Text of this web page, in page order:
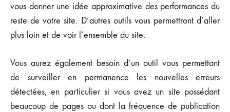
vous donner une idée approximative des performances du
reste de votre site. D’autres outils vous permettront d’aller
plus loin et de voir l’ensemble du site.
Vous aurez également besoin d’un outil vous permettant
de surveiller en permanence les nouvelles erreurs
détectées, en particulier si vous avez un site possédant
beaucoup de pages ou dont la fréquence de publication